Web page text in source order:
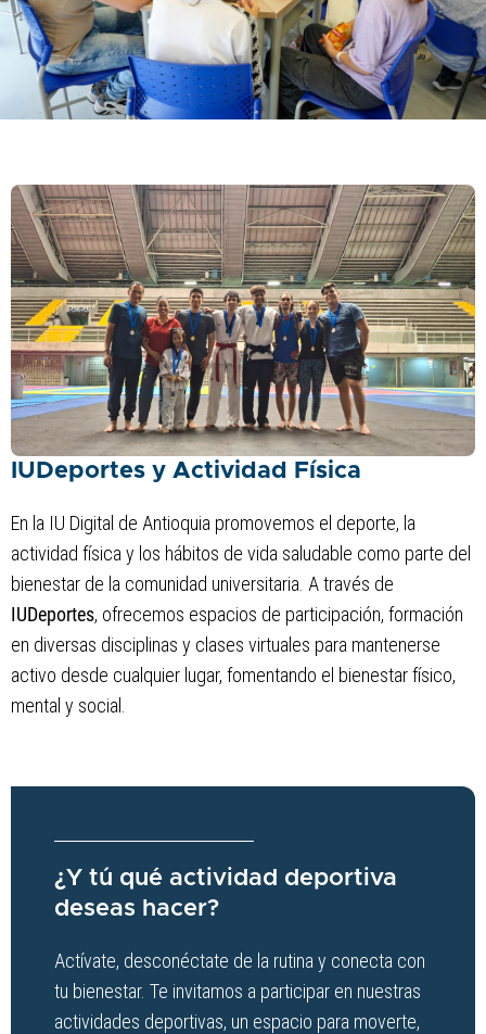
IUDeportes y Actividad Física
En la IU Digital de Antioquia promovemos el deporte, la
actividad física y los hábitos de vida saludable como parte del
bienestar de la comunidad universitaria. A través de
IUDeportes, ofrecemos espacios de participación, formación
en diversas disciplinas y clases virtuales para mantenerse
activo desde cualquier lugar, fomentando el bienestar físico,
mental y social.
¿Y tú qué actividad deportiva
deseas hacer?
Actívate, desconéctate de la rutina y conecta con
tu bienestar. Te invitamos a participar en nuestras
actividades deportivas, un espacio para moverte,